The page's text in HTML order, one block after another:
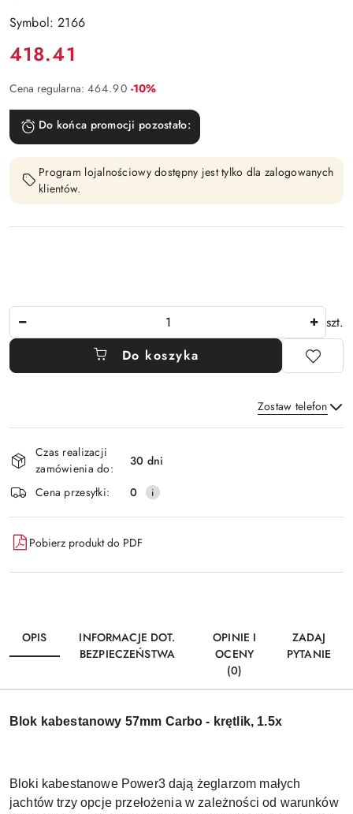
Symbol: 2166
Cena:
418.41
Cena regularna: 464.90 Rabat:
-10%
Do końca promocji pozostało:
Program lojalnościowy dostępny jest tylko dla zalogowanych
klientów.
szt.
Do koszyka
Zostaw telefon
i
dostawa
Czas realizacji
zamówienia do:
30 dni
Cena przesyłki:
0
Pobierz produkt do PDF
OPIS
INFORMACJE DOT.
BEZPIECZEŃSTWA
OPINIE I
OCENY
(0)
ZADAJ
PYTANIE
Blok kabestanowy 57mm Carbo - krętlik, 1.5x
Bloki kabestanowe Power3 dają żeglarzom małych
jachtów trzy opcje przełożenia w zależności od warunków